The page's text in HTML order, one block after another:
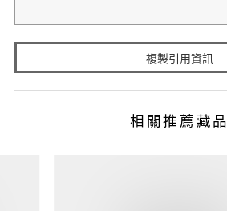
複製引用資訊
相關推薦藏品